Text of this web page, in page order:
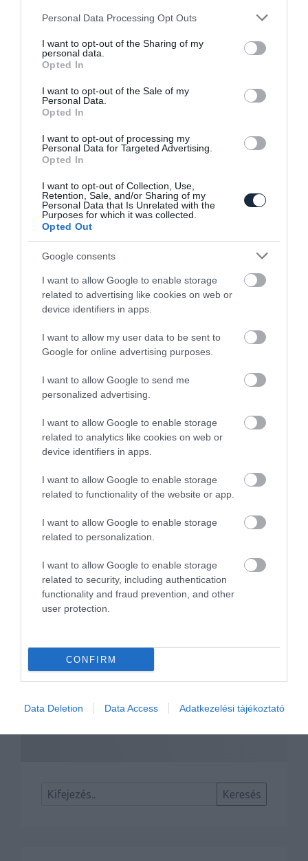
Please note that this website/app uses one or more Google
not limited to your visit or usage behaviour. You may click to
grant or deny consent to Google and its third-party tags to
use your data for below specified purposes in below Google
consent section.
Personal Data Processing Opt Outs
I want to opt-out of the Sharing of my
personal data.
Opted In
I want to opt-out of the Sale of my
Personal Data.
Opted In
I want to opt-out of processing my
Personal Data for Targeted Advertising.
Opted In
I want to opt-out of Collection, Use,
Retention, Sale, and/or Sharing of my
Personal Data that Is Unrelated with the
Purposes for which it was collected.
Opted Out
Google consents
I want to allow Google to enable storage
related to advertising like cookies on web or
device identifiers in apps.
I want to allow my user data to be sent to
Google for online advertising purposes.
I want to allow Google to send me
personalized advertising.
I want to allow Google to enable storage
related to analytics like cookies on web or
device identifiers in apps.
I want to allow Google to enable storage
related to functionality of the website or app.
I want to allow Google to enable storage
related to personalization.
I want to allow Google to enable storage
related to security, including authentication
functionality and fraud prevention, and other
user protection.
CONFIRM
Data Deletion Data Access Adatkezelési tájékoztató
Két év múlva érkezik a Ssangyong
Praktikus lesz a Skoda Kodiaq
Lánctalpas jármű a Nissantól